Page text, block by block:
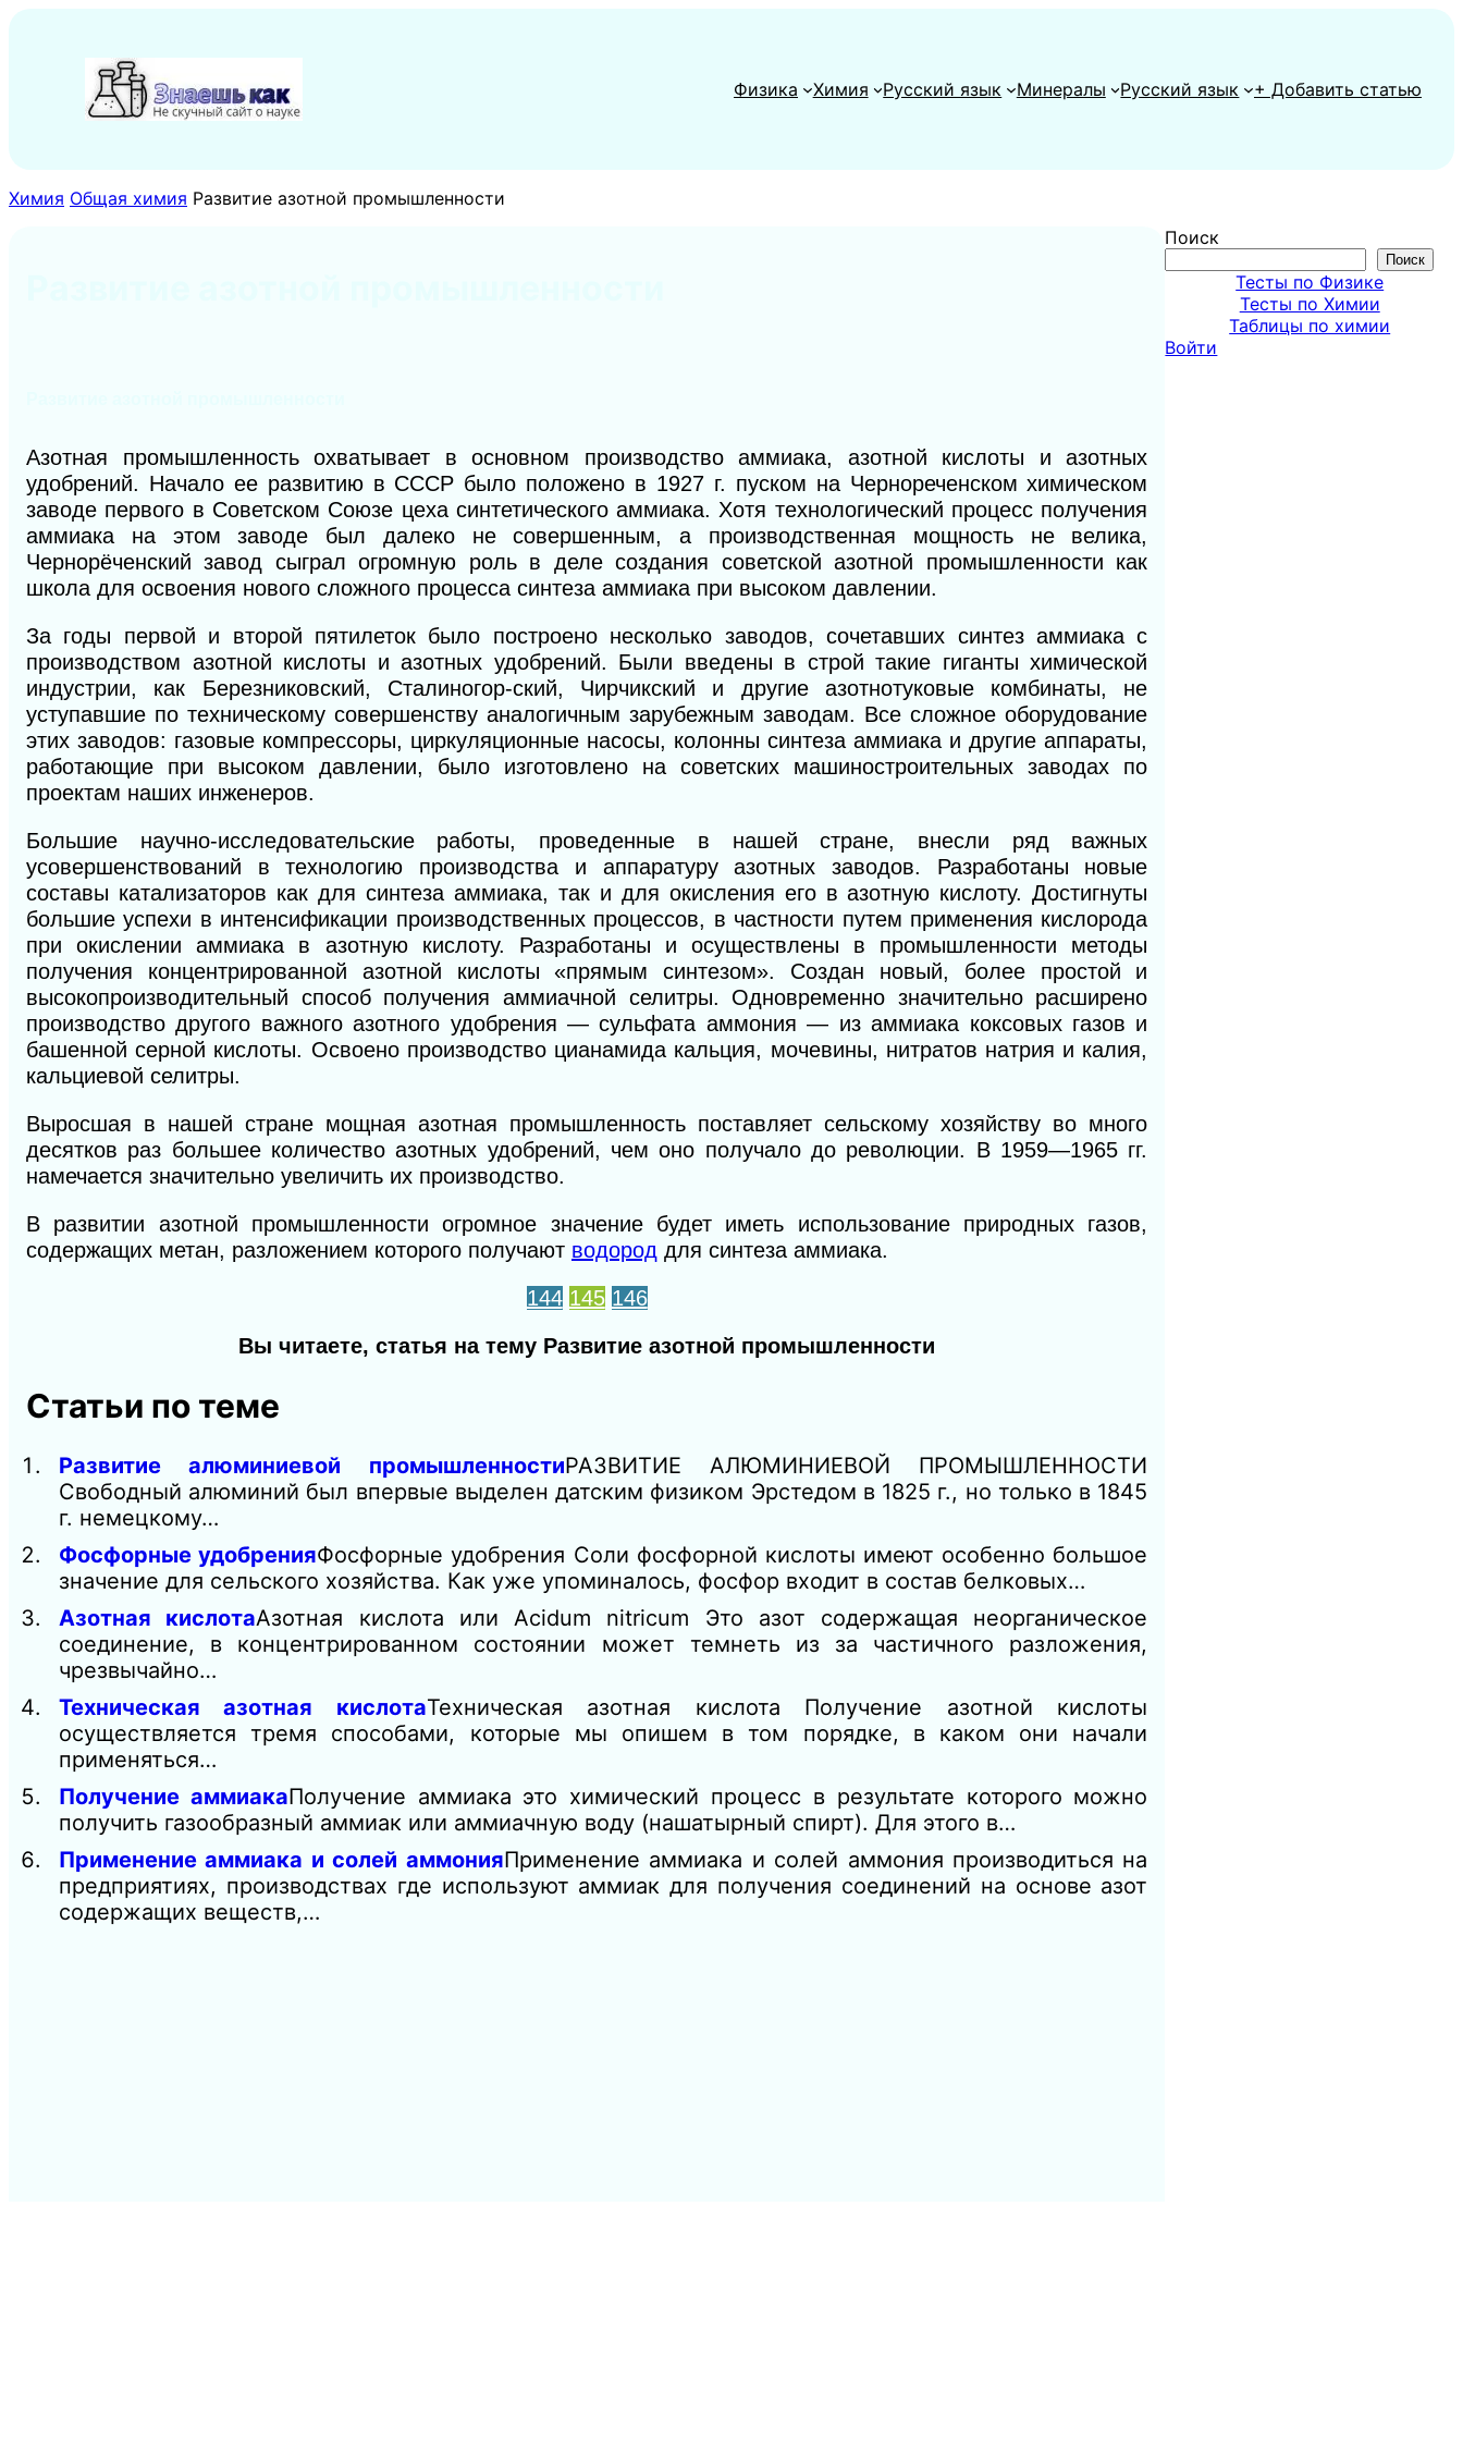
содержимому
Физика
Химия Русский язык Минералы Русский язык + Добавить статью
Химия Общая химия Развитие азотной промышленности
Азотная промышленность охватывает в основном производство аммиака, азотной кислоты и азотных
удобрений. Начало ее развитию в СССР было положено в 1927 г. пуском на Чернореченском химическом
заводе первого в Советском Союзе цеха синтетического аммиака. Хотя технологический процесс получения
аммиака на этом заводе был далеко не совершенным, а производственная мощность не велика,
Чернорёченский завод сыграл огромную роль в деле создания советской азотной промышленности как
школа для освоения нового сложного процесса синтеза аммиака при высоком давлении.
За годы первой и второй пятилеток было построено несколько заводов, сочетавших синтез аммиака с
производством азотной кислоты и азотных удобрений. Были введены в строй такие гиганты химической
индустрии, как Березниковский, Сталиногор-ский, Чирчикский и другие азотнотуковые комбинаты, не
уступавшие по техническому совершенству аналогичным зарубежным заводам. Все сложное оборудование
этих заводов: газовые компрессоры, циркуляционные насосы, колонны синтеза аммиака и другие аппараты,
работающие при высоком давлении, было изготовлено на советских машиностроительных заводах по
проектам наших инженеров.
Большие научно-исследовательские работы, проведенные в нашей стране, внесли ряд важных
усовершенствований в технологию производства и аппаратуру азотных заводов. Разработаны новые
составы катализаторов как для синтеза аммиака, так и для окисления его в азотную кислоту. Достигнуты
большие успехи в интенсификации производственных процессов, в частности путем применения кислорода
при окислении аммиака в азотную кислоту. Разработаны и осуществлены в промышленности методы
получения концентрированной азотной кислоты «прямым синтезом». Создан новый, более простой и
высокопроизводительный способ получения аммиачной селитры. Одновременно значительно расширено
производство другого важного азотного удобрения — сульфата аммония — из аммиака коксовых газов и
башенной серной кислоты. Освоено производство цианамида кальция, мочевины, нитратов натрия и калия,
кальциевой селитры.
Выросшая в нашей стране мощная азотная промышленность поставляет сельскому хозяйству во много
десятков раз большее количество азотных удобрений, чем оно получало до революции. В 1959—1965 гг.
намечается значительно увеличить их производство.
В развитии азотной промышленности огромное значение будет иметь использование природных газов,
содержащих метан, разложением которого получают водород для синтеза аммиака.
144 145 146
Вы читаете, статья на тему Развитие азотной промышленности
Статьи по теме
Развитие алюминиевой промышленностиРАЗВИТИЕ АЛЮМИНИЕВОЙ ПРОМЫШЛЕННОСТИ
Свободный алюминий был впервые выделен датским физиком Эрстедом в 1825 г., но только в 1845
г. немецкому…
Фосфорные удобренияФосфорные удобрения Соли фосфорной кислоты имеют особенно большое
значение для сельского хозяйства. Как уже упоминалось, фосфор входит в состав белковых…
Азотная кислотаАзотная кислота или Acidum nitricum Это азот содержащая неорганическое
соединение, в концентрированном состоянии может темнеть из за частичного разложения,
чрезвычайно…
Техническая азотная кислотаТехническая азотная кислота Получение азотной кислоты
осуществляется тремя способами, которые мы опишем в том порядке, в каком они начали
применяться…
Получение аммиакаПолучение аммиака это химический процесс в результате которого можно
получить газообразный аммиак или аммиачную воду (нашатырный спирт). Для этого в…
Применение аммиака и солей аммонияПрименение аммиака и солей аммония производиться на
предприятиях, производствах где используют аммиак для получения соединений на основе азот
содержащих веществ,…
Поиск
Поиск
Тесты по Физике
Тесты по Химии
Таблицы по химии
Войти